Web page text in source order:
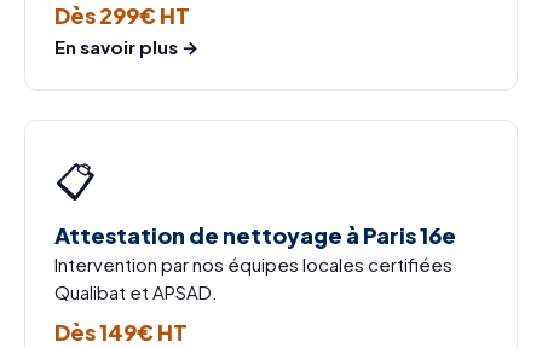
Dès 299€ HT
En savoir plus →
📋
Attestation de nettoyage à Paris 16e
Intervention par nos équipes locales certifiées
Qualibat et APSAD.
Dès 149€ HT